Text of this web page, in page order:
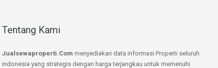
Tentang Kami
Jualsewaproperti.Com menyediakan data informasi Properti seluruh
indonesia yang strategis dengan harga terjangkau untuk memenuhi